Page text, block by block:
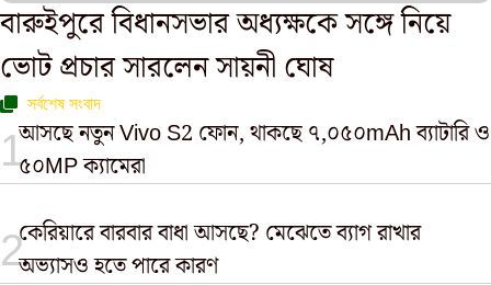
বারুইপুরে বিধানসভার অধ্যক্ষকে সঙ্গে নিয়ে
ভোট প্রচার সারলেন সায়নী ঘোষ
সর্বশেষ সংবাদ
আসছে নতুন Vivo S2 ফোন, থাকছে ৭,০৫০mAh ব্যাটারি ও
৫০MP ক্যামেরা
কেরিয়ারে বারবার বাধা আসছে? মেঝেতে ব্যাগ রাখার
অভ্যাসও হতে পারে কারণ